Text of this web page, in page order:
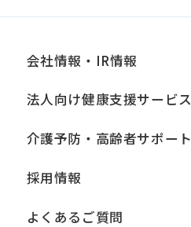
会社情報・IR情報
法人向け健康支援サービス
介護予防・高齢者サポート
採用情報
よくあるご質問